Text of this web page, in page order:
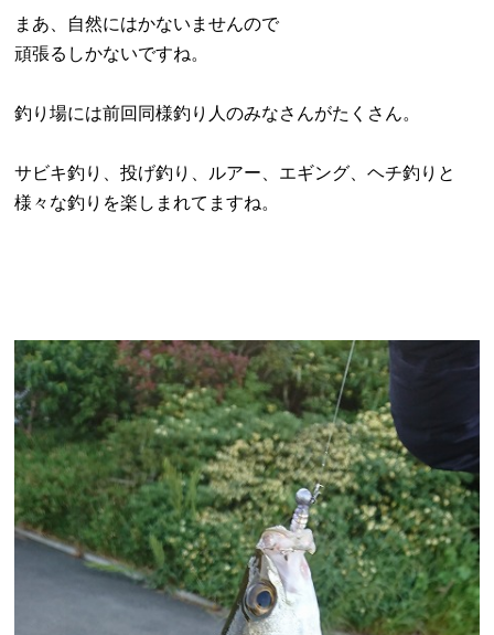
まあ、自然にはかないませんので
頑張るしかないですね。
釣り場には前回同様釣り人のみなさんがたくさん。
サビキ釣り、投げ釣り、ルアー、エギング、ヘチ釣りと
様々な釣りを楽しまれてますね。